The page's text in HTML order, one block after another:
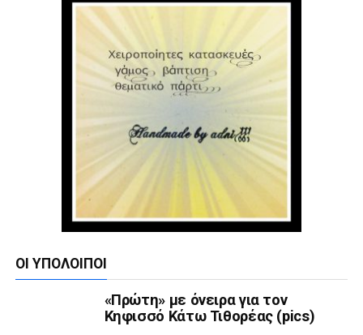
ΟΙ ΥΠΌΛΟΙΠΟΙ
«Πρώτη» με όνειρα για τον
Κηφισσό Κάτω Τιθορέας (pics)